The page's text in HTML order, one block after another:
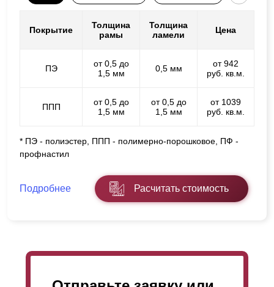
Покрытие
Толщина
рамы
Толщина
ламели
Цена
ПЭ
от 0,5 до
1,5 мм
0,5 мм
от 942
руб. кв.м.
ППП
от 0,5 до
1,5 мм
от 0,5 до
1,5 мм
от 1039
руб. кв.м.
* ПЭ - полиэстер, ППП - полимерно-порошковое, ПФ -
профнастил
Подробнее Расчитать стоимость